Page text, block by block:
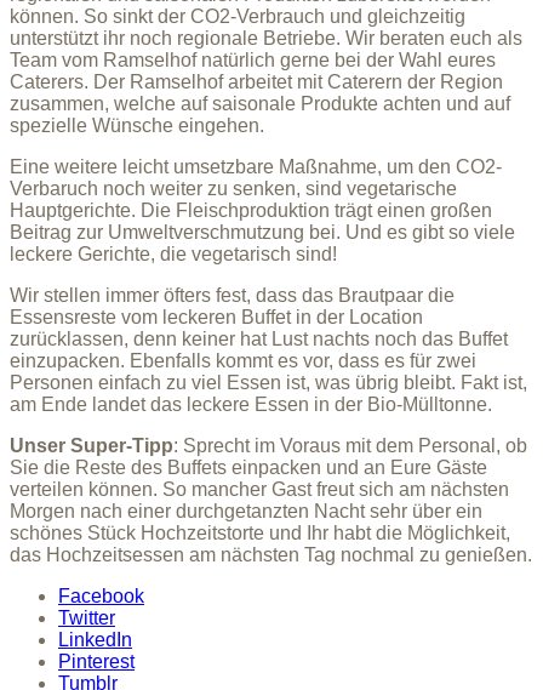
können. So sinkt der CO2-Verbrauch und gleichzeitig
unterstützt ihr noch regionale Betriebe. Wir beraten euch als
Team vom Ramselhof natürlich gerne bei der Wahl eures
Caterers. Der Ramselhof arbeitet mit Caterern der Region
zusammen, welche auf saisonale Produkte achten und auf
spezielle Wünsche eingehen.
Eine weitere leicht umsetzbare Maßnahme, um den CO2-
Verbaruch noch weiter zu senken, sind vegetarische
Hauptgerichte. Die Fleischproduktion trägt einen großen
Beitrag zur Umweltverschmutzung bei. Und es gibt so viele
leckere Gerichte, die vegetarisch sind!
Wir stellen immer öfters fest, dass das Brautpaar die
Essensreste vom leckeren Buffet in der Location
zurücklassen, denn keiner hat Lust nachts noch das Buffet
einzupacken. Ebenfalls kommt es vor, dass es für zwei
Personen einfach zu viel Essen ist, was übrig bleibt. Fakt ist,
am Ende landet das leckere Essen in der Bio-Mülltonne.
Unser Super-Tipp: Sprecht im Voraus mit dem Personal, ob
Sie die Reste des Buffets einpacken und an Eure Gäste
verteilen können. So mancher Gast freut sich am nächsten
Morgen nach einer durchgetanzten Nacht sehr über ein
schönes Stück Hochzeitstorte und Ihr habt die Möglichkeit,
das Hochzeitsessen am nächsten Tag nochmal zu genießen.
Facebook
Twitter
LinkedIn
Pinterest
Tumblr